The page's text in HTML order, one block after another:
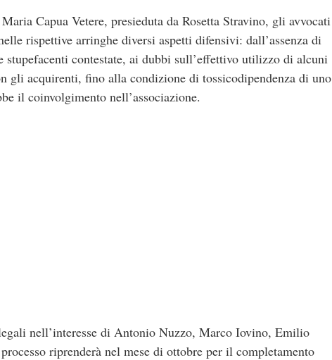
Capua Vetere, presieduta da Rosetta Stravino, gli avvocati
rispettive arringhe diversi aspetti difensivi: dall’assenza di
contestate, ai dubbi sull’effettivo utilizzo di alcuni
acquirenti, fino alla condizione di tossicodipendenza di uno
il coinvolgimento nell’associazione.
nell’interesse di Antonio Nuzzo, Marco Iovino, Emilio
riprenderà nel mese di ottobre per il completamento